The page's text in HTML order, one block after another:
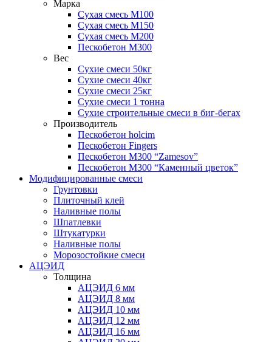
Марка
Сухая смесь М100
Сухая смесь М150
Сухая смесь М200
Пескобетон М300
Вес
Сухие смеси 50кг
Сухие смеси 40кг
Сухие смеси 25кг
Сухие смеси 1 тонна
Сухие строительные смеси в биг-бегах
Производитель
Пескобетон holcim
Пескобетон Fingers
Пескобетон М300 “Zamesov”
Пескобетон М300 “Каменный цветок”
Модифицированные смеси
Грунтовки
Плиточный клей
Наливные полы
Шпатлевки
Штукатурки
Наливные полы
Морозостойкие смеси
АЦЭИД
Толщина
АЦЭИД 6 мм
АЦЭИД 8 мм
АЦЭИД 10 мм
АЦЭИД 12 мм
АЦЭИД 16 мм